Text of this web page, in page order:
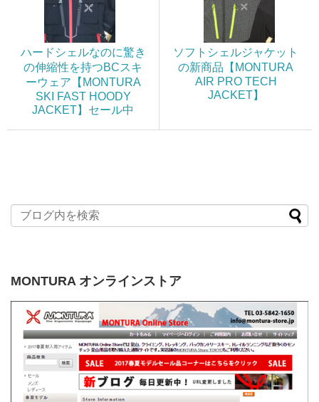
ハードシェルなのに驚き
の伸縮性を持つBCスキ
ーウェア【MONTURA
SKI FAST HOODY
JACKET】セール中
ソフトシェルジャケット
の新商品【MONTURA
AIR PRO TECH
JACKET】
MONTURA オンラインストア